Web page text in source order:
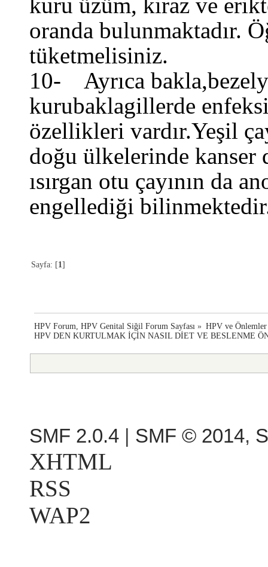
kuru üzüm, kiraz ve
oranda bulunmaktadır.
tüketmelisiniz.
10- Ayrıca
kurubaklagillerde
özellikleri vardır.Yeşil
doğu ülkelerinde kanser
ısırgan otu çayının da
engellediği
Sayfa: [1]
HPV Forum, HPV Genital Siğil Forum Sayfası » HPV ve Önlemler
HPV DEN KURTULMAK İÇİN NASIL DİET VE BESLENME
SMF 2.0.4 | SMF © 2014,
XHTML
RSS
WAP2